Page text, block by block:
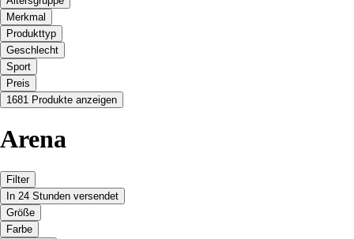
Merkmal
Produkttyp
Geschlecht
Sport
Preis
1681 Produkte anzeigen
Arena
Filter
In 24 Stunden versendet
Größe
Farbe